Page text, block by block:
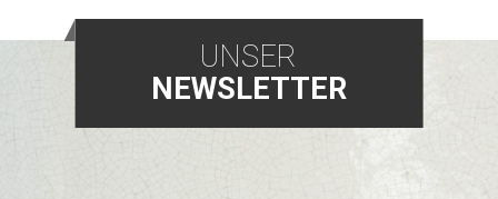
UNSER
NEWSLETTER